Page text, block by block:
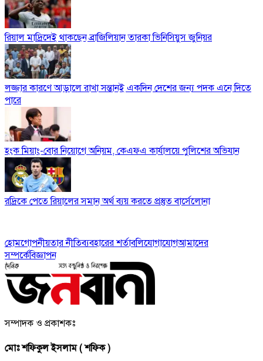
রিয়াল মাদ্রিদেই থাকছেন ব্রাজিলিয়ান তারকা ভিনিসিয়ুস জুনিয়র
লজ্জার কারণে আড়ালে রাখা সন্তানই একদিন দেশের জন্য পদক এনে দিতে
পারে
হংক মিয়াং-বোর নিয়োগে অনিয়ম, কেএফএ কার্যালয়ে পুলিশের অভিযান
রদ্রিকে পেতে রিয়ালের সমান অর্থ ব্যয় করতে প্রস্তুত বার্সেলোনা
হোমগোপনীয়তার নীতিব্যবহারের শর্তাবলিযোগাযোগআমাদের
সম্পর্কেবিজ্ঞাপন
সম্পাদক ও প্রকাশকঃ
মোঃ শফিকুল ইসলাম ( শফিক )